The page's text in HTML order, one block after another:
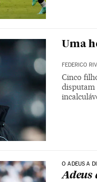
Uma
FEDERICO
Cinco
disputam
O ADEUS A
Adeus